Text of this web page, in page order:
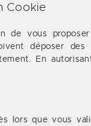
de courte durée.
Cookie
de vous
déposer
En
lors que vous